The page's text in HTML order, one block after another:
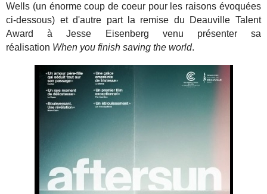
Wells (un énorme coup de coeur pour les raisons évoquées
ci-dessous) et d'autre part la remise du Deauville Talent
Award à Jesse Eisenberg venu présenter sa
réalisation When you finish saving the world.